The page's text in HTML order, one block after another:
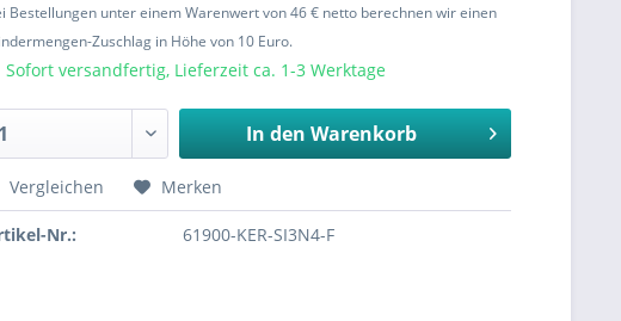
Bestellungen unter einem Warenwert von 46 € netto berechnen wir einen
Zuschlag in Höhe von 10 Euro.
Sofort versandfertig, Lieferzeit ca. 1-3 Werktage
In den Warenkorb
Vergleichen Merken
Nr.: 61900-KER-SI3N4-F